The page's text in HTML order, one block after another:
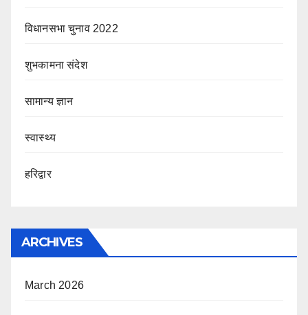
विधानसभा चुनाव 2022
शुभकामना संदेश
सामान्य ज्ञान
स्वास्थ्य
हरिद्वार
ARCHIVES
March 2026